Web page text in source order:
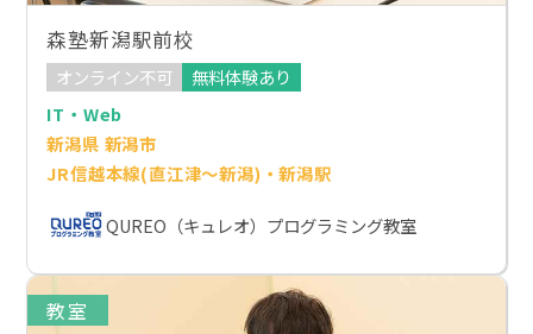
森塾新潟駅前校
オンライン不可
無料体験あり
IT・Web
新潟県 新潟市
JR信越本線(直江津～新潟)・新潟駅
QUREO（キュレオ）プログラミング教室
教室